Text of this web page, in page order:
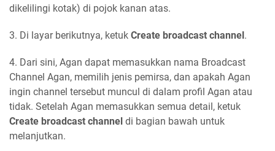
dikelilingi kotak) di pojok kanan atas.
3. Di layar berikutnya, ketuk Create broadcast channel.
4. Dari sini, Agan dapat memasukkan nama Broadcast
Channel Agan, memilih jenis pemirsa, dan apakah Agan
ingin channel tersebut muncul di dalam profil Agan atau
tidak. Setelah Agan memasukkan semua detail, ketuk
Create broadcast channel di bagian bawah untuk
melanjutkan.